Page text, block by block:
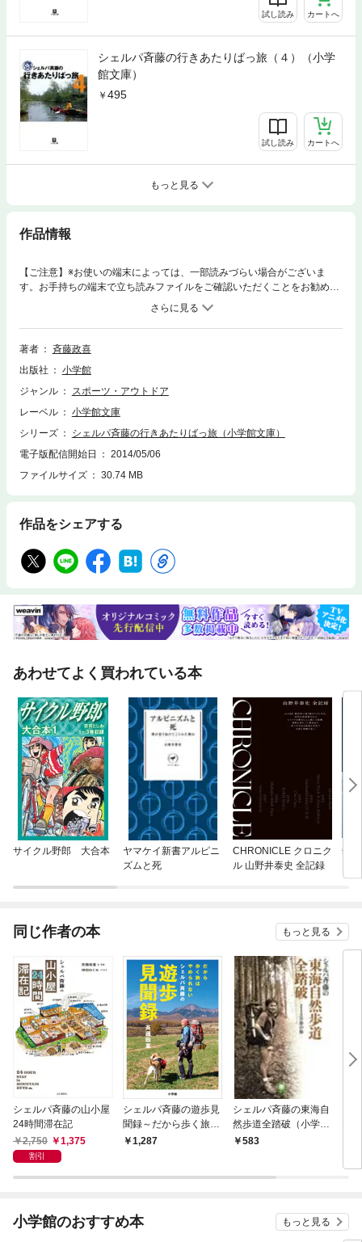
試し読み カートへ
シェルパ斉藤の行きあたりばっ旅（４）（小学
館文庫）
495
試し読み カートへ
もっと見る
作品情報
【ご注意】※お使いの端末によっては、一部読みづらい場合がございま
す。お手持ちの端末で立ち読みファイルをご確認いただくことをお勧めし
ます。初めて『ビーパル』に掲載された幻のデビュー作「揚子江ゴムボー
ト下り」をはじめ、単行本未収録作品ばかりの電子版。ザックひとつで世
界を旅するシェルパ斉藤の、笑いと涙と感動がいっぱいの世界徒歩見聞
録。※この商品は紙の書籍のページを画像にした電子書籍です。文字サイ
し読みファイルにより、ご購入前にお手持ちの端末での表示をご確認くだ
さい。
著者
斉藤政喜
出版社
小学館
ジャンル
スポーツ・アウトドア
レーベル
小学館文庫
シリーズ
シェルパ斉藤の行きあたりばっ旅（小学館文庫）
電子版配信開始日
2014/05/06
ファイルサイズ
30.74 MB
作品をシェアする
あわせてよく買われている本
サイクル野郎 大合本
ヤマケイ新書アルピニ
ズムと死
CHRONICLE クロニク
ル 山野井泰史 全記録
垂
同じ作者の本 もっと見る
シェルパ斉藤の山小屋
24時間滞在記
2,750
1,375
割引
シェルパ斉藤の遊歩見
聞録～だから歩く旅は
やめられない～
1,287
シェルパ斉藤の東海自
然歩道全踏破（小学館
文庫）
583
た
小学館のおすすめ本 もっと見る